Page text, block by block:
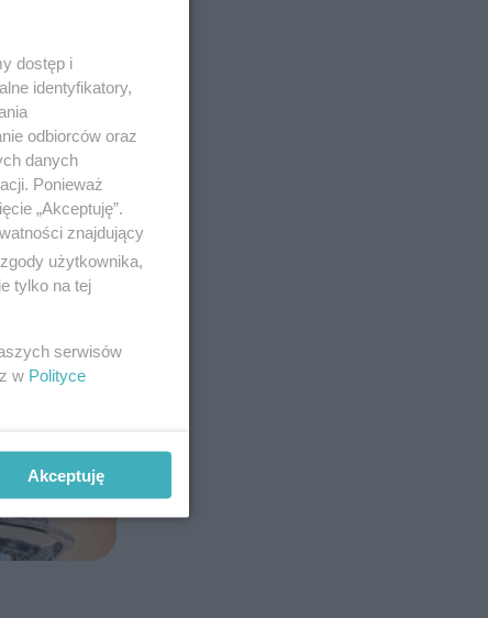
dostęp i
identyfikatory,
odbiorców oraz
danych
Ponieważ
„Akceptuję”.
znajdujący
użytkownika,
tylko na tej
serwisów
w Polityce
Akceptuję